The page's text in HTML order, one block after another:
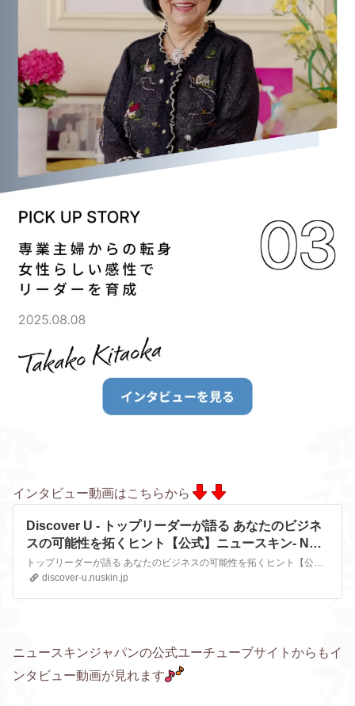
インタビュー動画はこちらから
Discover U - トップリーダーが語る あなたのビジネ
スの可能性を拓くヒント【公式】ニュースキン- Nu
Skin
discover-u.nuskin.jp
ニュースキンジャパンの公式ユーチューブサイトからもイ
ンタビュー動画が見れます